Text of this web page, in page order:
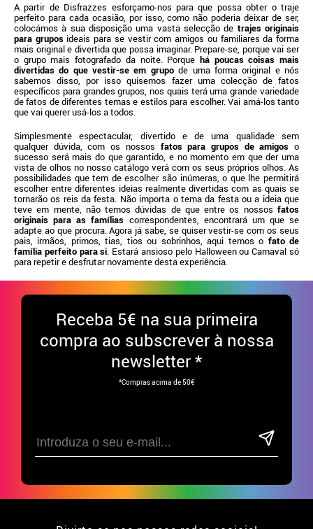
A partir de Disfrazzes esforçamo-nos para que possa obter o traje
perfeito para cada ocasião, por isso, como não poderia deixar de ser,
colocámos à sua disposição uma vasta selecção de trajes originais
para gruposideais para se vestir com amigos ou familiares da forma
mais original e divertida que possa imaginar. Prepare-se, porque vai ser
o grupo mais fotografado da noite. Porque há poucas coisas mais
divertidas do que vestir-se em grupode uma forma original e nós
sabemos disso, por isso quisemos fazer uma colecção de fatos
específicos para grandes grupos, nos quais terá uma grande variedade
de fatos de diferentes temas e estilos para escolher. Vai amá-los tanto
que vai querer usá-los a todos.
Simplesmente espectacular, divertido e de uma qualidade sem
qualquer dúvida, com os nossos fatos para grupos de amigos o
sucesso será mais do que garantido, e no momento em que der uma
vista de olhos no nosso catálogo verá com os seus próprios olhos. As
possibilidades que tem de escolher são inúmeras, o que lhe permitirá
escolher entre diferentes ideias realmente divertidas com as quais se
tornarão os reis da festa. Não importa o tema da festa ou a ideia que
teve em mente, não temos dúvidas de que entre os nossos fatos
originais para as famílias correspondentes, encontrará um que se
adapte ao que procura. Agora já sabe, se quiser vestir-se com os seus
pais, irmãos, primos, tias, tios ou sobrinhos, aqui temos o fato de
família perfeito para si. Estará ansioso pelo Halloween ou Carnaval só
para repetir e desfrutar novamente desta experiência.
Receba 5€ na sua primeira
compra ao subscrever à nossa
newsletter *
*Compras acima de 50€